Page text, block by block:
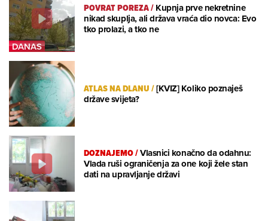
POVRAT POREZA/Kupnja prve nekretnine
nikad skuplja, ali država vraća dio novca: Evo
tko prolazi, a tko ne
ATLAS NA DLANU/[KVIZ] Koliko poznaješ
države svijeta?
DOZNAJEMO/Vlasnici konačno da odahnu:
Vlada ruši ograničenja za one koji žele stan
dati na upravljanje državi